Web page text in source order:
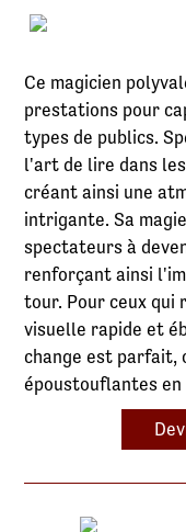
Ce magicien
prestations pour
types de publics.
l'art de lire dans
créant ainsi une
intrigante. Sa
spectateurs à
renforçant ainsi
tour. Pour ceux qui
visuelle rapide et
change est
époustouflantes en